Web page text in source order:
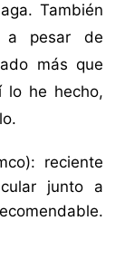
También
a pesar de
más que
lo he hecho,
reciente
junto a